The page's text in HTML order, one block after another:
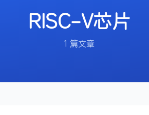
RISC-V芯片
1 篇文章